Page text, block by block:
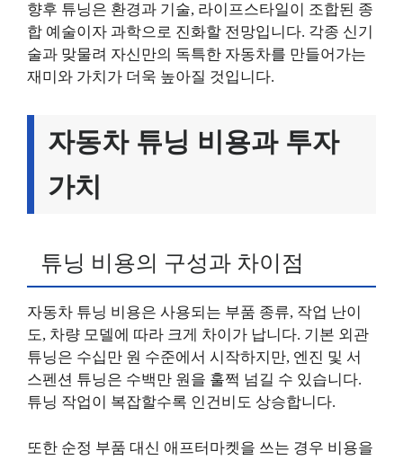
향후 튜닝은 환경과 기술, 라이프스타일이 조합된 종
합 예술이자 과학으로 진화할 전망입니다. 각종 신기
술과 맞물려 자신만의 독특한 자동차를 만들어가는
재미와 가치가 더욱 높아질 것입니다.
자동차 튜닝 비용과 투자
가치
튜닝 비용의 구성과 차이점
자동차 튜닝 비용은 사용되는 부품 종류, 작업 난이
도, 차량 모델에 따라 크게 차이가 납니다. 기본 외관
튜닝은 수십만 원 수준에서 시작하지만, 엔진 및 서
스펜션 튜닝은 수백만 원을 훌쩍 넘길 수 있습니다.
튜닝 작업이 복잡할수록 인건비도 상승합니다.
또한 순정 부품 대신 애프터마켓을 쓰는 경우 비용을